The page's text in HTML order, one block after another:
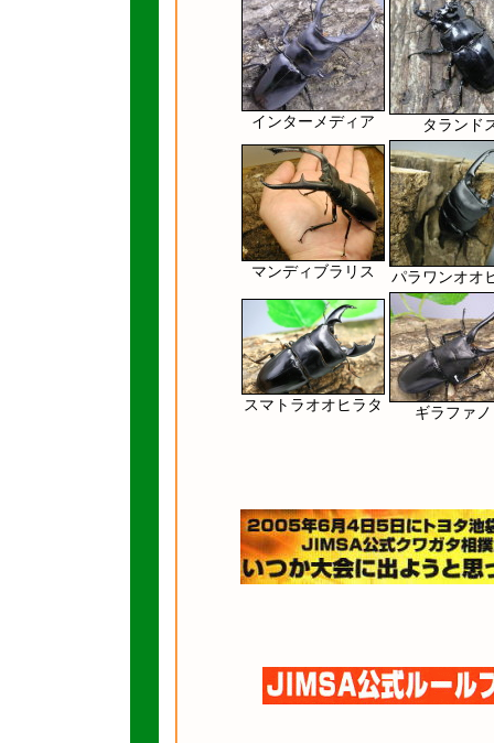
インターメディア タランド
マンディブラリス パラワンオオ
スマトラオオヒラタ ギラファ